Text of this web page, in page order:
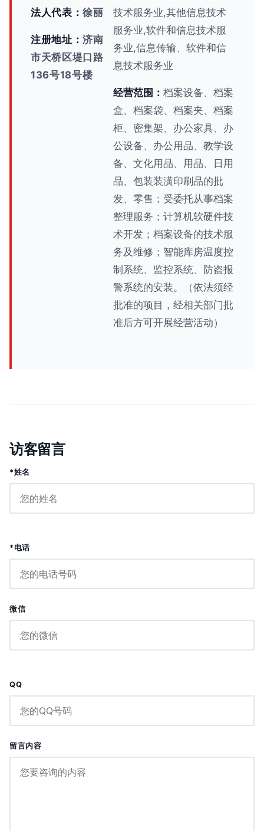
法人代表：徐丽
注册地址：济南
市天桥区堤口路
136号18号楼
技术服务业,其他信息技术
服务业,软件和信息技术服
务业,信息传输、软件和信
息技术服务业
经营范围： 档案设备、档案
盒、档案袋、档案夹、档案
柜、密集架、办公家具、办
公设备、办公用品、教学设
备、文化用品、用品、日用
品、包装装潢印刷品的批
发、零售；受委托从事档案
整理服务；计算机软硬件技
术开发；档案设备的技术服
务及维修；智能库房温度控
制系统、监控系统、防盗报
警系统的安装。（依法须经
批准的项目，经相关部门批
准后方可开展经营活动）
访客留言
*姓名
*电话
微信
QQ
留言内容